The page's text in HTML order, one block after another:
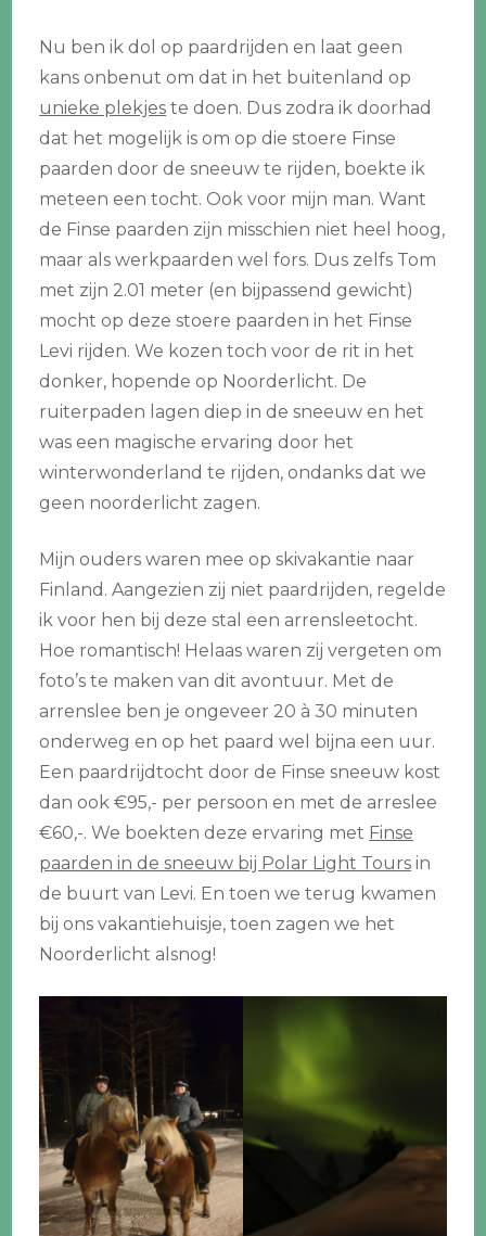
Nu ben ik dol op paardrijden en laat geen
kans onbenut om dat in het buitenland op
unieke plekjes te doen. Dus zodra ik doorhad
dat het mogelijk is om op die stoere Finse
paarden door de sneeuw te rijden, boekte ik
meteen een tocht. Ook voor mijn man. Want
de Finse paarden zijn misschien niet heel hoog,
maar als werkpaarden wel fors. Dus zelfs Tom
met zijn 2.01 meter (en bijpassend gewicht)
mocht op deze stoere paarden in het Finse
Levi rijden. We kozen toch voor de rit in het
donker, hopende op Noorderlicht. De
ruiterpaden lagen diep in de sneeuw en het
was een magische ervaring door het
winterwonderland te rijden, ondanks dat we
geen noorderlicht zagen.
Mijn ouders waren mee op skivakantie naar
Finland. Aangezien zij niet paardrijden, regelde
ik voor hen bij deze stal een arrensleetocht.
Hoe romantisch! Helaas waren zij vergeten om
foto’s te maken van dit avontuur. Met de
arrenslee ben je ongeveer 20 à 30 minuten
onderweg en op het paard wel bijna een uur.
Een paardrijdtocht door de Finse sneeuw kost
dan ook €95,- per persoon en met de arreslee
€60,-. We boekten deze ervaring met Finse
paarden in de sneeuw bij Polar Light Tours in
de buurt van Levi. En toen we terug kwamen
bij ons vakantiehuisje, toen zagen we het
Noorderlicht alsnog!